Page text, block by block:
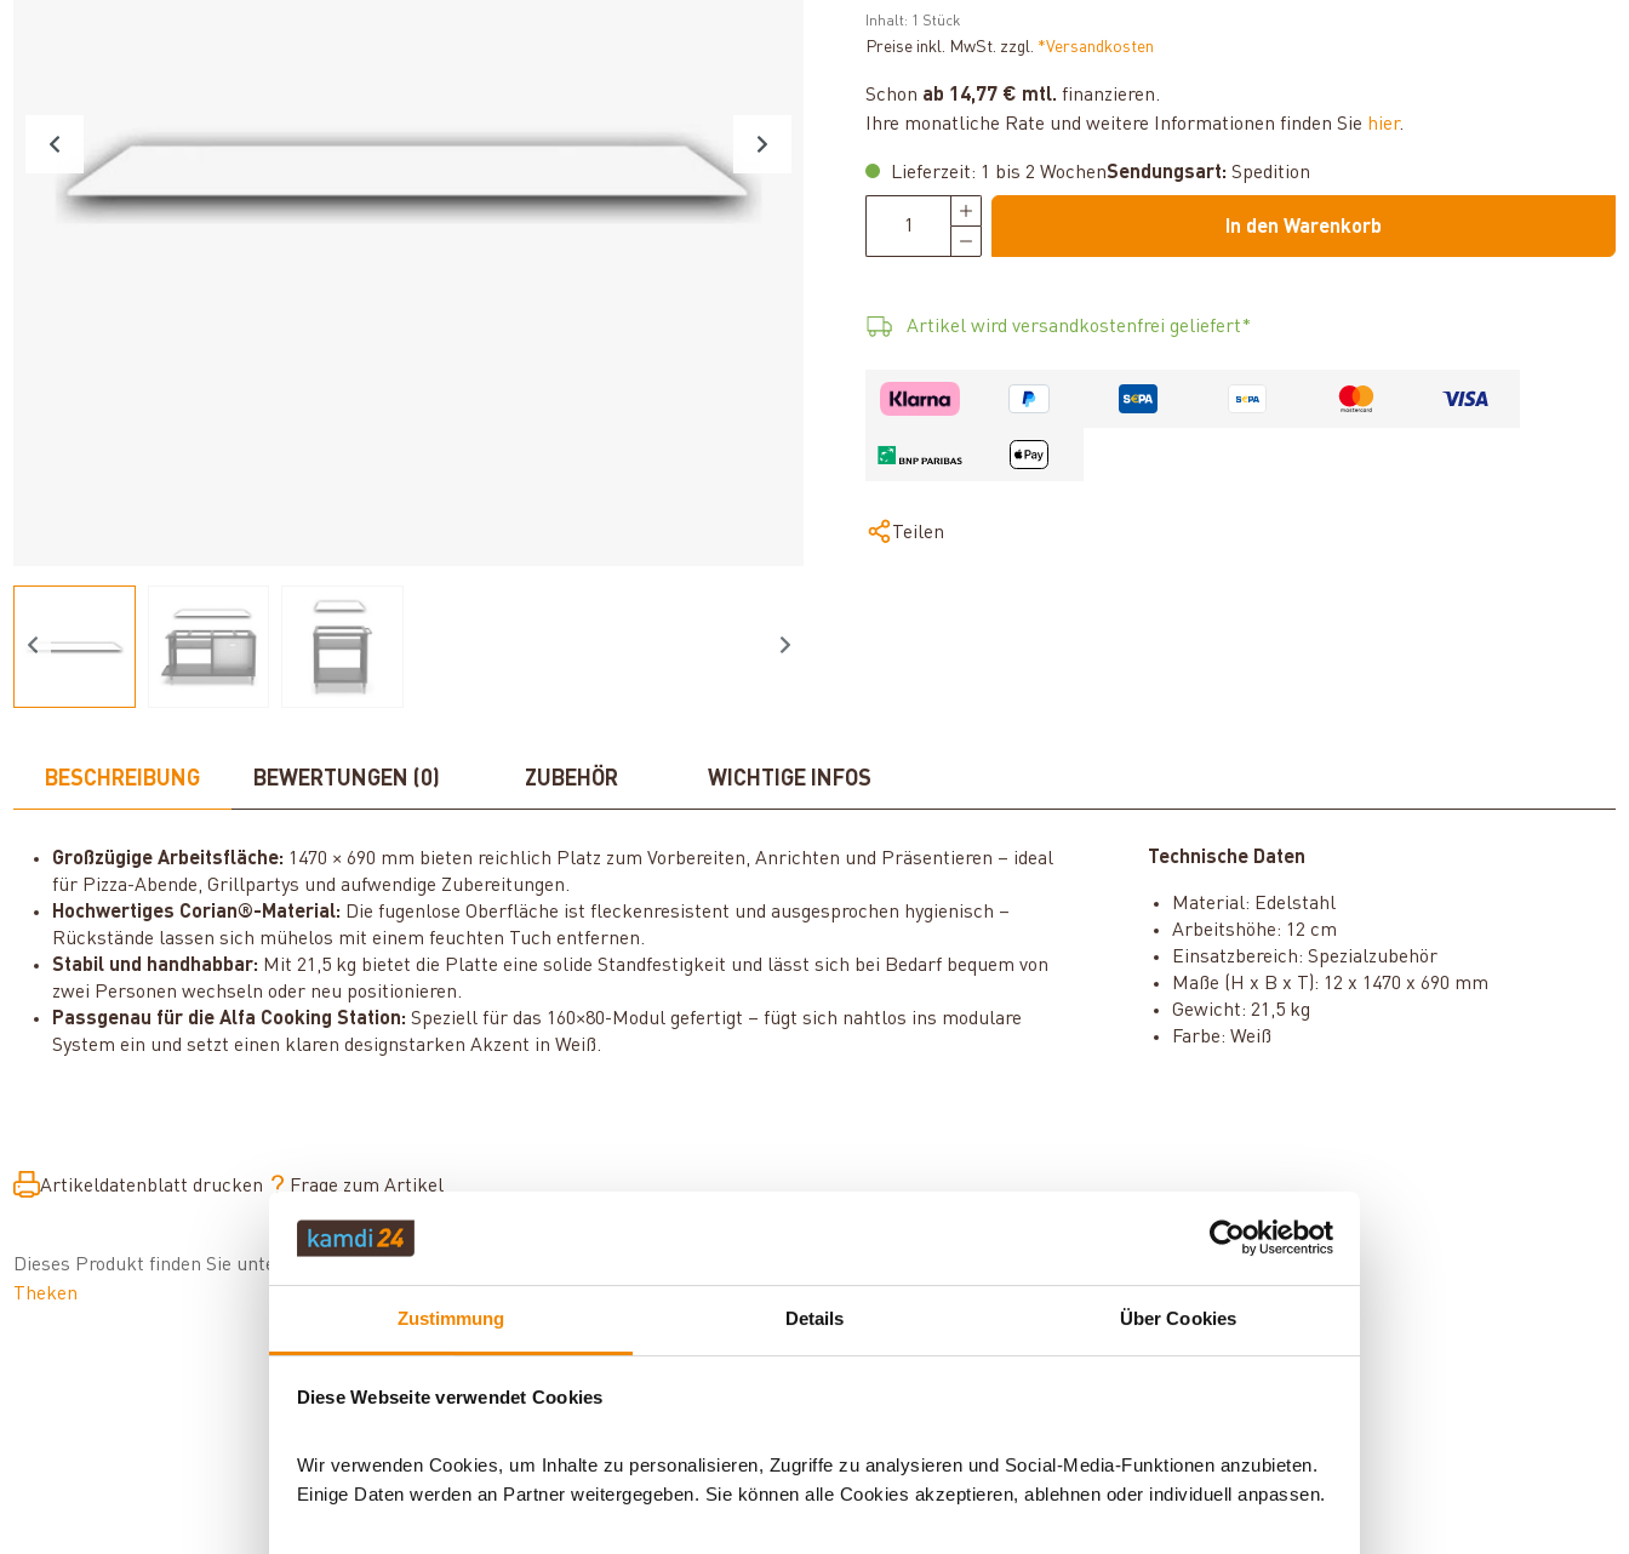
Zustimmung Details Über Cookies
Diese Webseite verwendet Cookies
Wir verwenden Cookies, um Inhalte zu personalisieren, Zugriffe zu analysieren und Social-Media-Funktionen anzubieten.
Einige Daten werden an Partner weitergegeben. Sie können alle Cookies akzeptieren, ablehnen oder individuell anpassen.
Inhalt: 1 Stück
Preise inkl. MwSt. zzgl. *Versandkosten
Schon ab 14,77 € mtl. finanzieren.
Ihre monatliche Rate und weitere Informationen finden Sie hier.
Lieferzeit: 1 bis 2 WochenSendungsart: Spedition
In den Warenkorb
Artikel wird versandkostenfrei geliefert*
Teilen
BESCHREIBUNG BEWERTUNGEN (0) ZUBEHÖR WICHTIGE INFOS
Großzügige Arbeitsfläche: 1470 × 690 mm bieten reichlich Platz zum Vorbereiten, Anrichten und Präsentieren – ideal
für Pizza-Abende, Grillpartys und aufwendige Zubereitungen.
Hochwertiges Corian®-Material: Die fugenlose Oberfläche ist fleckenresistent und ausgesprochen hygienisch –
Rückstände lassen sich mühelos mit einem feuchten Tuch entfernen.
Stabil und handhabbar: Mit 21,5 kg bietet die Platte eine solide Standfestigkeit und lässt sich bei Bedarf bequem von
zwei Personen wechseln oder neu positionieren.
Passgenau für die Alfa Cooking Station: Speziell für das 160×80-Modul gefertigt – fügt sich nahtlos ins modulare
System ein und setzt einen klaren designstarken Akzent in Weiß.
Technische Daten
Material: Edelstahl
Arbeitshöhe: 12 cm
Einsatzbereich: Spezialzubehör
Maße (H x B x T): 12 x 1470 x 690 mm
Gewicht: 21,5 kg
Farbe: Weiß
Artikeldatenblatt drucken Frage zum Artikel
Dieses Produkt finden Sie unter:
Theken